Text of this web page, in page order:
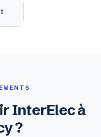
InterElec à
?